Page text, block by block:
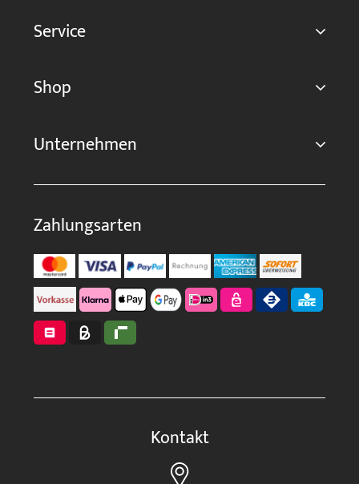
Service
Shop
Unternehmen
Zahlungsarten
Kontakt